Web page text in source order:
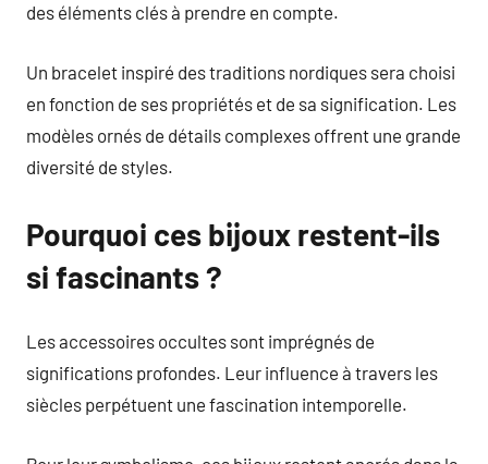
des éléments clés à prendre en compte.
Un bracelet inspiré des traditions nordiques sera choisi
en fonction de ses propriétés et de sa signification. Les
modèles ornés de détails complexes offrent une grande
diversité de styles.
Pourquoi ces bijoux restent-ils
si fascinants ?
Les accessoires occultes sont imprégnés de
significations profondes. Leur influence à travers les
siècles perpétuent une fascination intemporelle.